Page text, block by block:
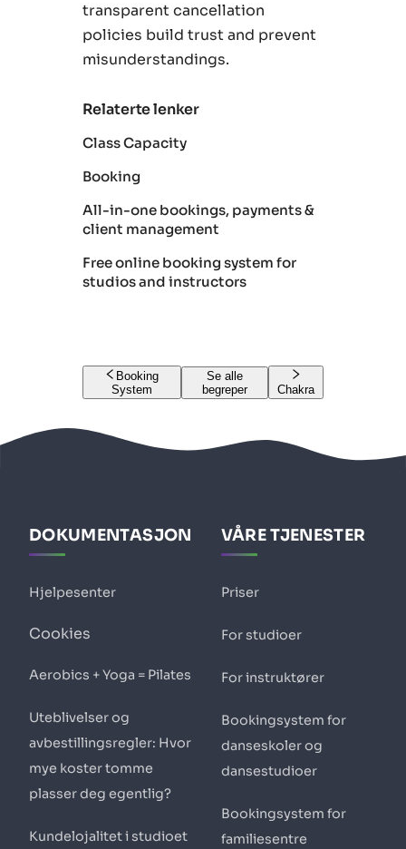
transparent cancellation
policies build trust and prevent
misunderstandings.
Relaterte lenker
Class Capacity
Booking
All-in-one bookings, payments &
client management
Free online booking system for
studios and instructors
Booking
System
Se alle
begreper
Chakra
DOKUMENTASJON
Hjelpesenter
Cookies
Aerobics + Yoga = Pilates
Uteblivelser og
avbestillingsregler: Hvor
mye koster tomme
plasser deg egentlig?
Kundelojalitet i studioet
VÅRE TJENESTER
Priser
For studioer
For instruktører
Bookingsystem for
danseskoler og
dansestudioer
Bookingsystem for
familiesentre